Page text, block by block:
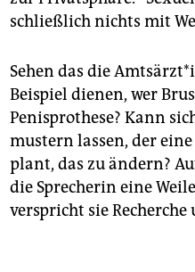
schließlich nichts mit
Sehen das die
Beispiel dienen, wer
Penisprothese? Kann
mustern lassen, der
plant, das zu ändern?
die Sprecherin eine
verspricht sie